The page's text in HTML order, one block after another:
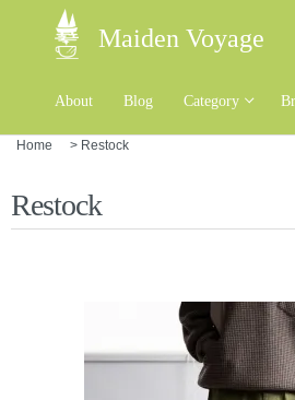
Maiden Voyage
About Blog Category
Home > Restock
Restock